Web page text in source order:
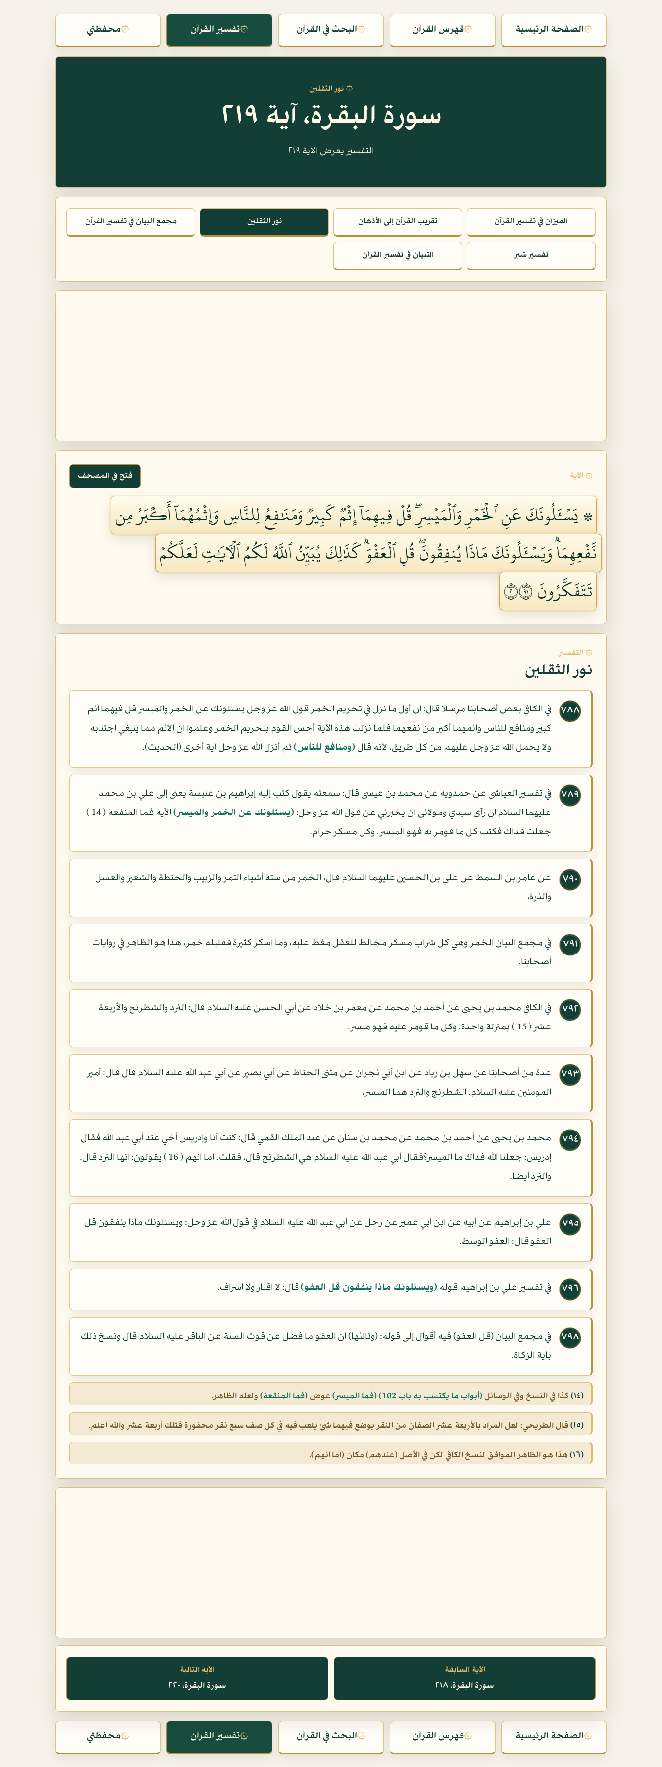
۞الصفحة الرئيسية ۞فهرس القرآن ۞البحث في القرآن ۞تفسير القرآن ۞محفظتي
۞ نور الثقلين
سورة البقرة، آية ٢١٩
التفسير يعرض الآية ٢١٩
الميزان في تفسير القرآن تقريب القرآن إلى الأذهان نور الثقلين مجمع البيان في تفسير القرآن
تفسير شبر التبيان في تفسير القرآن
۞ الآية فتح في المصحف
۞ يَسۡـَٔلُونَكَ عَنِ ٱلۡخَمۡرِ وَٱلۡمَيۡسِرِۖ قُلۡ فِيهِمَآ إِثۡمٞ كَبِيرٞ وَمَنَٰفِعُ لِلنَّاسِ وَإِثۡمُهُمَآ أَكۡبَرُ مِن
نَّفۡعِهِمَاۗ وَيَسۡـَٔلُونَكَ مَاذَا يُنفِقُونَۖ قُلِ ٱلۡعَفۡوَۗ كَذَٰلِكَ يُبَيِّنُ ٱللَّهُ لَكُمُ ٱلۡأٓيَٰتِ لَعَلَّكُمۡ
تَتَفَكَّرُونَ ٢١٩
۞ التفسير
نور الثقلين
٧٨٨
في الكافي بعض أصحابنا مرسلا قال: إن أول ما نزل في تحريم الخمر قول الله عز وجل يسئلونك عن الخمر والميسر قل فيهما اثم
كبير ومنافع للناس واثمهما أكبر من نفعهما فلما نزلت هذه الآية أحس القوم بتحريم الخمر وعلموا ان الاثم مما ينبغي اجتنابه
ولا يحمل الله عز وجل عليهم من كل طريق، لأنه قال (ومنافع للناس)ثم أنزل الله عز وجل آية أخرى (الحديث).
٧٨٩
في تفسير العياشي عن حمدويه عن محمد بن عيسى قال: سمعته يقول كتب إليه إبراهيم بن عنبسة يعنى إلى علي بن محمد
عليهما السلام ان رآى سيدي ومولانى ان يخبرني عن قول الله عز وجل: (يسئلونك عن الخمر والميسر)
الآية فما المنفعة ( 14 )
جعلت فداك فكتب كل ما قومر به فهو الميسر، وكل مسكر حرام.
٧٩٠
عن عامر بن السمط عن علي بن الحسين عليهما السلام قال، الخمر من ستة أشياء التمر والزبيب والحنطة والشعير والعسل
والذرة،
٧٩١
في مجمع البيان الخمر وهي كل شراب مسكر مخالط للعقل مغط عليه، وما اسكر كثيرة فقليله خمر، هذا هو الظاهر في روايات
أصحابنا.
٧٩٢
في الكافي محمد بن يحيى عن أحمد بن محمد عن معمر بن خلاد عن أبي الحسن عليه السلام قال: النرد والشطرنج والأربعة
عشر ( 15 ) بمنزلة واحدة، وكل ما قومر عليه فهو ميسر.
٧٩٣
عدة من أصحابنا عن سهل بن زياد عن ابن أبي نجران عن مثنى الحناط عن أبي بصير عن أبي عبد الله عليه السلام قال قال: أمير
المؤمنين عليه السلام. الشطرنج والنرد هما الميسر،
٧٩٤
محمد بن يحيى عن أحمد بن محمد عن محمد بن سنان عن عبد الملك القمي قال: كنت أنا وإدريس أخي عند أبي عبد الله فقال
إدريس: جعلنا الله فداك ما الميسر؟فقال أبي عبد الله عليه السلام هي الشطرنج قال، فقلت. اما انهم ( 16 ) يقولون: انها النرد قال.
والنرد أيضا.
٧٩٥
علي بن إبراهيم عن أبيه عن ابن أبي عمير عن رجل عن أبي عبد الله عليه السلام في قول الله عز وجل: ويسئلونك ماذا ينفقون قل
العفو قال: العفو الوسط.
٧٩٦ في تفسير علي بن إبراهيم قوله (ويسئلونك ماذا ينفقون قل العفو)قال: لا اقتار ولا اسراف.
٧٩٨
في مجمع البيان (قل العفو) فيه أقوال إلى قوله: (وثالثها) ان العفو ما فضل عن قوت السنة عن الباقر عليه السلام قال ونسخ ذلك
باية الزكاة.
(١٤) كذا في النسخ وفي الوسائل (أبواب ما يكتسب به باب 102) (فما الميسر) عوض (فما المنقعة) ولعله الظاهر.
(١٥) قال الطريحي: لعل المراد بالأربعة عشر الصفان من النقر يوضع فيهما شئ يلعب فيه في كل صف سبع نقر محفورة فتلك أربعة عشر والله أعلم.
(١٦) هذا هو الظاهر الموافق لنسخ الكافي لكن في الأصل (عندهم) مكان (اما انهم).
الآية السابقة
سورة البقرة، ٢١٨
الآية التالية
سورة البقرة، ٢٢٠
۞الصفحة الرئيسية ۞فهرس القرآن ۞البحث في القرآن ۞تفسير القرآن ۞محفظتي